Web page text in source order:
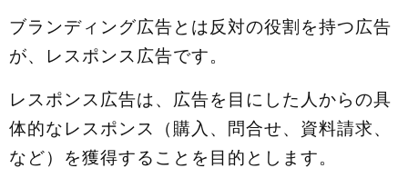
ブランディング広告とは反対の役割を持つ広告
が、レスポンス広告です。
レスポンス広告は、広告を目にした人からの具
体的なレスポンス（購入、問合せ、資料請求、
など）を獲得することを目的とします。